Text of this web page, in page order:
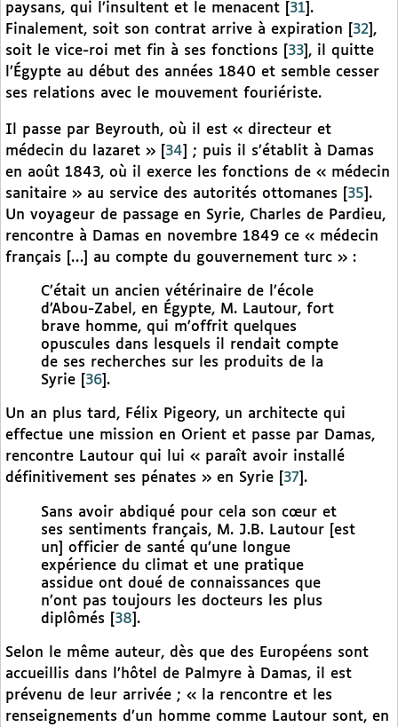
paysans, qui l’insultent et le menacent
31 .
Finalement, soit son contrat arrive à expiration
32 ,
soit le vice-roi met fin à ses fonctions
33 , il quitte
l’Égypte au début des années 1840 et semble cesser
ses relations avec le mouvement fouriériste.
Il passe par Beyrouth, où il est « directeur et
médecin du lazaret »
34
; puis il s’établit à Damas
en août 1843, où il exerce les fonctions de « médecin
sanitaire » au service des autorités ottomanes
35 .
Un voyageur de passage en Syrie, Charles de Pardieu,
rencontre à Damas en novembre 1849 ce « médecin
français […] au compte du gouvernement turc » :
C’était un ancien vétérinaire de l’école
d’Abou-Zabel, en Égypte, M. Lautour, fort
brave homme, qui m’offrit quelques
opuscules dans lesquels il rendait compte
de ses recherches sur les produits de la
Syrie
36 .
Un an plus tard, Félix Pigeory, un architecte qui
effectue une mission en Orient et passe par Damas,
rencontre Lautour qui lui « paraît avoir installé
définitivement ses pénates » en Syrie
37 .
Sans avoir abdiqué pour cela son cœur et
ses sentiments français, M. J.B. Lautour [est
un] officier de santé qu’une longue
expérience du climat et une pratique
assidue ont doué de connaissances que
n’ont pas toujours les docteurs les plus
diplômés
38 .
Selon le même auteur, dès que des Européens sont
accueillis dans l’hôtel de Palmyre à Damas, il est
prévenu de leur arrivée ; « la rencontre et les
renseignements d’un homme comme Lautour sont, en